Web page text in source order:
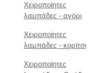
Χειροποίητες
λαμπάδες - αγόρι
Χειροποίητες
λαμπάδες - κορίτσι
Χειροποίητες